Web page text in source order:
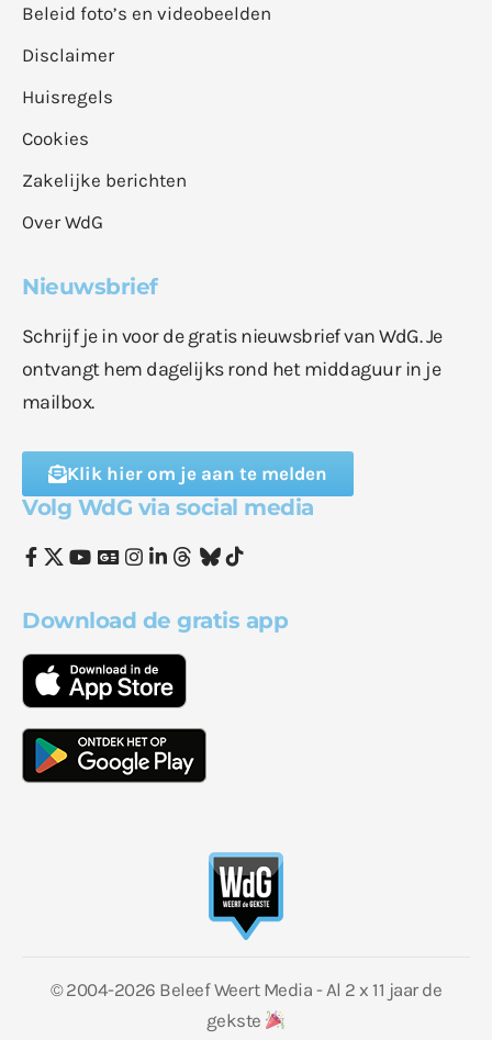
Beleid foto’s en videobeelden
Disclaimer
Huisregels
Cookies
Zakelijke berichten
Over WdG
Nieuwsbrief
Schrijf je in voor de gratis nieuwsbrief van WdG. Je
ontvangt hem dagelijks rond het middaguur in je
mailbox.
Klik hier om je aan te melden
Volg WdG via social media
Download de gratis app
© 2004-2026 Beleef Weert Media - Al 2 x 11 jaar de
gekste